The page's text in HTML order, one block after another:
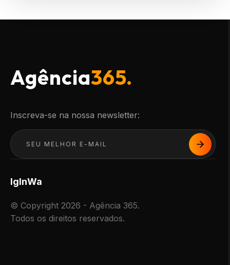
Agência365.
Inscreva-se na nossa newsletter:
IgInWa
© Copyright 2026 - Agência 365.
Todos os direitos reservados.